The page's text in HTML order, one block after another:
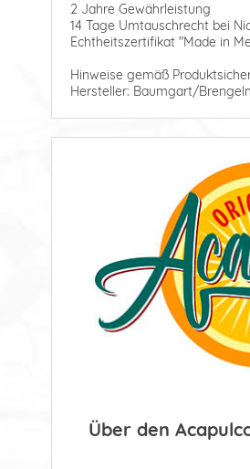
2 Jahre Gewährleistung
14 Tage Umtauschrecht bei
Echtheitszertifikat "Made in
Hinweise gemäß
Hersteller: Baumgart/
Über den